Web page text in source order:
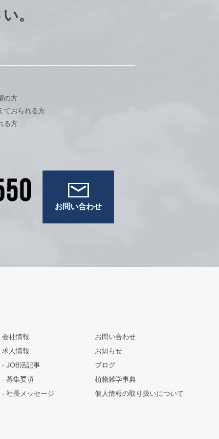
。
の方
ておられる方
る方
お問い合わせ
会社情報
求人情報
JOB活記事
募集要項
社長メッセージ
お問い合わせ
お知らせ
ブログ
植物雑学事典
個人情報の取り扱いについて